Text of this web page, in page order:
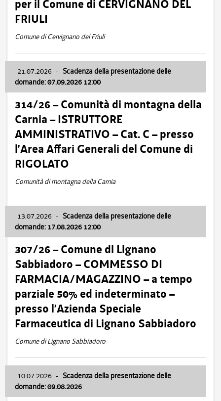
per il Comune di CERVIGNANO DEL
FRIULI
Comune di Cervignano del Friuli
21.07.2026 - Scadenza della presentazione delle
domande: 07.09.2026 12:00
314/26 – Comunità di montagna della
Carnia – ISTRUTTORE
AMMINISTRATIVO – Cat. C – presso
l’Area Affari Generali del Comune di
RIGOLATO
Comunità di montagna della Carnia
13.07.2026 - Scadenza della presentazione delle
domande: 17.08.2026 12:00
307/26 – Comune di Lignano
Sabbiadoro – COMMESSO DI
FARMACIA/MAGAZZINO – a tempo
parziale 50% ed indeterminato –
presso l’Azienda Speciale
Farmaceutica di Lignano Sabbiadoro
Comune di Lignano Sabbiadoro
10.07.2026 - Scadenza della presentazione delle
domande: 09.08.2026